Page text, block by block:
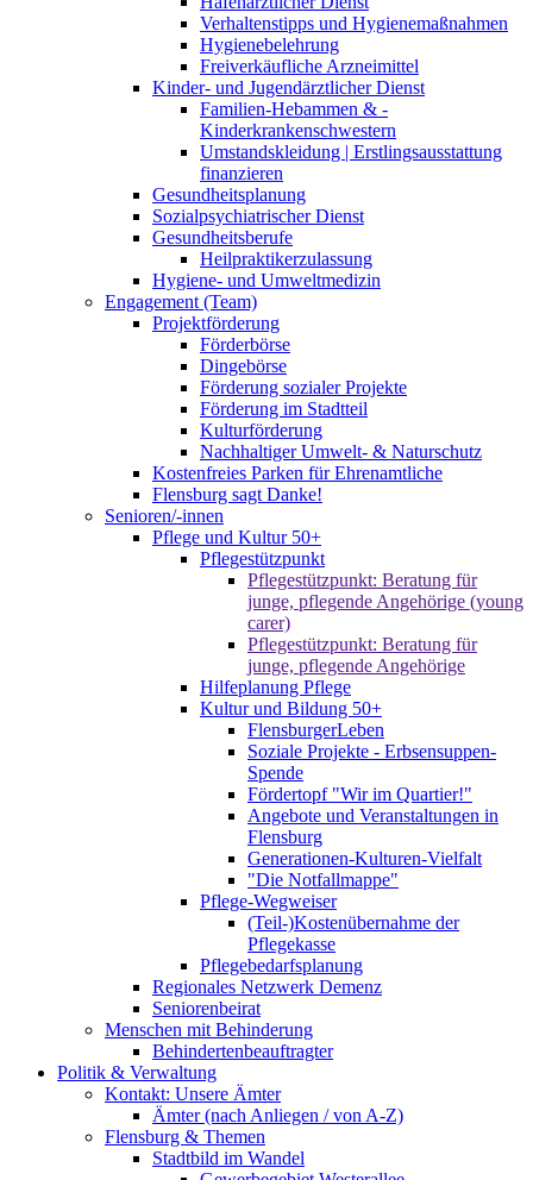
Verhaltenstipps und Hygienemaßnahmen
Hygienebelehrung
Freiverkäufliche Arzneimittel
Kinder- und Jugendärztlicher Dienst
Familien-Hebammen & -
Kinderkrankenschwestern
Umstandskleidung | Erstlingsausstattung
finanzieren
Gesundheitsplanung
Sozialpsychiatrischer Dienst
Gesundheitsberufe
Heilpraktikerzulassung
Hygiene- und Umweltmedizin
Engagement (Team)
Projektförderung
Förderbörse
Dingebörse
Förderung sozialer Projekte
Förderung im Stadtteil
Kulturförderung
Nachhaltiger Umwelt- & Naturschutz
Kostenfreies Parken für Ehrenamtliche
Flensburg sagt Danke!
Senioren/-innen
Pflege und Kultur 50+
Pflegestützpunkt
Pflegestützpunkt: Beratung für
junge, pflegende Angehörige (young
carer)
Pflegestützpunkt: Beratung für
junge, pflegende Angehörige
Hilfeplanung Pflege
Kultur und Bildung 50+
FlensburgerLeben
Soziale Projekte - Erbsensuppen-
Spende
Fördertopf "Wir im Quartier!"
Angebote und Veranstaltungen in
Flensburg
Generationen-Kulturen-Vielfalt
"Die Notfallmappe"
Pflege-Wegweiser
(Teil-)Kostenübernahme der
Pflegekasse
Pflegebedarfsplanung
Regionales Netzwerk Demenz
Seniorenbeirat
Menschen mit Behinderung
Behindertenbeauftragter
Politik & Verwaltung
Kontakt: Unsere Ämter
Ämter (nach Anliegen / von A-Z)
Flensburg & Themen
Stadtbild im Wandel